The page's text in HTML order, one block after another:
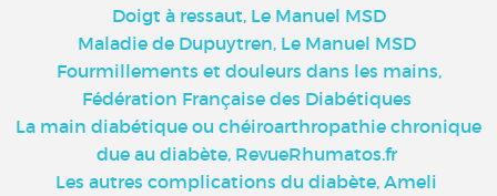
Doigt à ressaut, Le Manuel MSD
Maladie de Dupuytren, Le Manuel MSD
Fourmillements et douleurs dans les mains,
Fédération Française des Diabétiques
La main diabétique ou chéiroarthropathie chronique
due au diabète, RevueRhumatos.fr
Les autres complications du diabète, Ameli